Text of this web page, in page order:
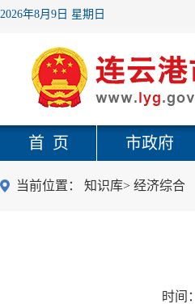
2026年8月9日 星期日
首 页 市政府
当前位置： 知识库> 经济综合
时间：